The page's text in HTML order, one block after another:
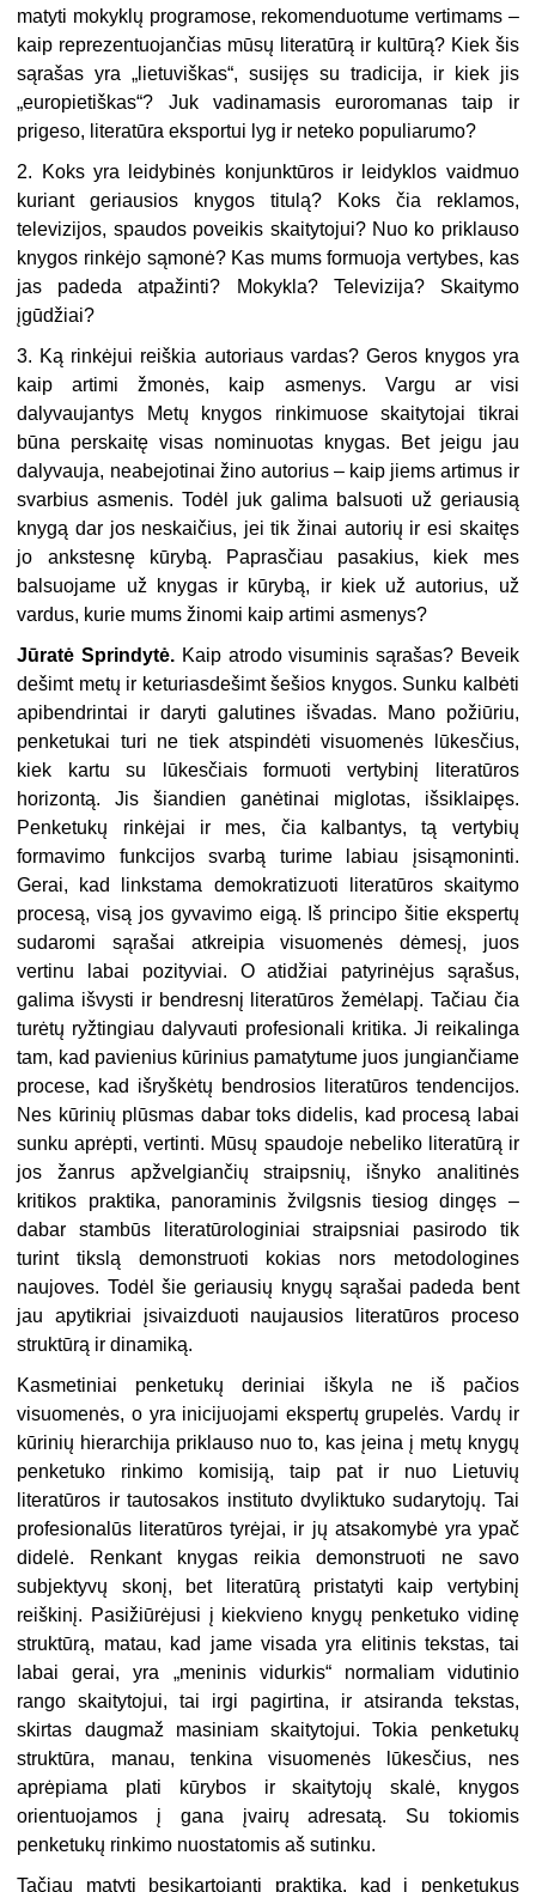
matyti mokyklų programose, rekomenduotume vertimams –
kaip reprezentuojančias mūsų literatūrą ir kultūrą? Kiek šis
sąrašas yra „lietuviškas“, susijęs su tradicija, ir kiek jis
„europietiškas“? Juk vadinamasis euroromanas taip ir
prigeso, literatūra eksportui lyg ir neteko populiarumo?
2. Koks yra leidybinės konjunktūros ir leidyklos vaidmuo
kuriant geriausios knygos titulą? Koks čia reklamos,
televizijos, spaudos poveikis skaitytojui? Nuo ko priklauso
knygos rinkėjo sąmonė? Kas mums formuoja vertybes, kas
jas padeda atpažinti? Mokykla? Televizija? Skaitymo
įgūdžiai?
3. Ką rinkėjui reiškia autoriaus vardas? Geros knygos yra
kaip artimi žmonės, kaip asmenys. Vargu ar visi
dalyvaujantys Metų knygos rinkimuose skaitytojai tikrai
būna perskaitę visas nominuotas knygas. Bet jeigu jau
dalyvauja, neabejotinai žino autorius – kaip jiems artimus ir
svarbius asmenis. Todėl juk galima balsuoti už geriausią
knygą dar jos neskaičius, jei tik žinai autorių ir esi skaitęs
jo ankstesnę kūrybą. Paprasčiau pasakius, kiek mes
balsuojame už knygas ir kūrybą, ir kiek už autorius, už
vardus, kurie mums žinomi kaip artimi asmenys?
Jūratė Sprindytė. Kaip atrodo visuminis sąrašas? Beveik
dešimt metų ir keturiasdešimt šešios knygos. Sunku kalbėti
apibendrintai ir daryti galutines išvadas. Mano požiūriu,
penketukai turi ne tiek atspindėti visuomenės lūkesčius,
kiek kartu su lūkesčiais formuoti vertybinį literatūros
horizontą. Jis šiandien ganėtinai miglotas, išsiklaipęs.
Penketukų rinkėjai ir mes, čia kalbantys, tą vertybių
formavimo funkcijos svarbą turime labiau įsisąmoninti.
Gerai, kad linkstama demokratizuoti literatūros skaitymo
procesą, visą jos gyvavimo eigą. Iš principo šitie ekspertų
sudaromi sąrašai atkreipia visuomenės dėmesį, juos
vertinu labai pozityviai. O atidžiai patyrinėjus sąrašus,
galima išvysti ir bendresnį literatūros žemėlapį. Tačiau čia
turėtų ryžtingiau dalyvauti profesionali kritika. Ji reikalinga
tam, kad pavienius kūrinius pamatytume juos jungiančiame
procese, kad išryškėtų bendrosios literatūros tendencijos.
Nes kūrinių plūsmas dabar toks didelis, kad procesą labai
sunku aprėpti, vertinti. Mūsų spaudoje nebeliko literatūrą ir
jos žanrus apžvelgiančių straipsnių, išnyko analitinės
kritikos praktika, panoraminis žvilgsnis tiesiog dingęs –
dabar stambūs literatūrologiniai straipsniai pasirodo tik
turint tikslą demonstruoti kokias nors metodologines
naujoves. Todėl šie geriausių knygų sąrašai padeda bent
jau apytikriai įsivaizduoti naujausios literatūros proceso
struktūrą ir dinamiką.
Kasmetiniai penketukų deriniai iškyla ne iš pačios
visuomenės, o yra inicijuojami ekspertų grupelės. Vardų ir
kūrinių hierarchija priklauso nuo to, kas įeina į metų knygų
penketuko rinkimo komisiją, taip pat ir nuo Lietuvių
literatūros ir tautosakos instituto dvyliktuko sudarytojų. Tai
profesionalūs literatūros tyrėjai, ir jų atsakomybė yra ypač
didelė. Renkant knygas reikia demonstruoti ne savo
subjektyvų skonį, bet literatūrą pristatyti kaip vertybinį
reiškinį. Pasižiūrėjusi į kiekvieno knygų penketuko vidinę
struktūrą, matau, kad jame visada yra elitinis tekstas, tai
labai gerai, yra „meninis vidurkis“ normaliam vidutinio
rango skaitytojui, tai irgi pagirtina, ir atsiranda tekstas,
skirtas daugmaž masiniam skaitytojui. Tokia penketukų
struktūra, manau, tenkina visuomenės lūkesčius, nes
aprėpiama plati kūrybos ir skaitytojų skalė, knygos
orientuojamos į gana įvairų adresatą. Su tokiomis
penketukų rinkimo nuostatomis aš sutinku.
Tačiau matyti besikartojanti praktika, kad į penketukus